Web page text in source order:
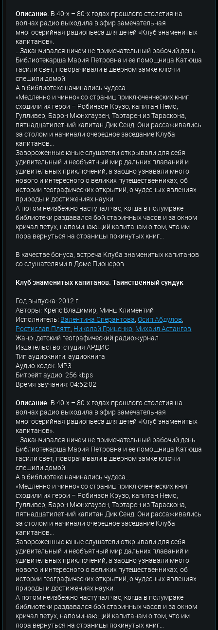
Описание: В 40-х – 80-х годах прошлого столетия на
волнах радио выходила в эфир замечательная
многосерийная радиопьеса для детей «Клуб знаменитых
капитанов».
…Заканчивался ничем не примечательный рабочий день.
Библиотекарша Мария Петровна и ее помощница Катюша
гасили свет, поворачивали в дверном замке ключ и
спешили домой.
А в библиотеке начинались чудеса...
«Медленно и чинно» со страниц приключенческих книг
сходили их герои – Робинзон Крузо, капитан Немо,
Гулливер, Барон Мюнхгаузен, Тартарен из Тараскона,
пятнадцатилетний капитан Дик Сенд. Они рассаживались
за столом и начинали очередное заседание Клуба
капитанов…
Завороженные юные слушатели открывали для себя
удивительный и необъятный мир дальних плаваний и
удивительных приключений, а заодно узнавали много
нового и интересного о великих путешественниках, об
истории географических открытий, о чудесных явлениях
природы и достижениях науки.
А потом неизбежно наступал час, когда в полумраке
библиотеки раздавался бой старинных часов и за окном
кричал петух, напоминающий капитанам о том, что им
пора вернуться на страницы покинутых книг…
В качестве бонуса, встреча Клуба знаменитых капитанов
со слушателями в Доме Пионеров
Клуб знаменитых капитанов. Таинственный сундук
Год выпуска: 2012 г.
Авторы: Крепс Владимир, Минц Климентий
Исполнитель: Валентина Сперантова,Осип Абдулов,
Ростислав Плятт, Николай Гриценко, Михаил Астангов
Жанр: детский географический радиожурнал
Издательство: студия АРДИС
Тип аудиокниги: аудиокнига
Аудио кодек: MP3
Битрейт аудио: 256 kbps
Время звучания: 04:52:02
Описание: В 40-х – 80-х годах прошлого столетия на
волнах радио выходила в эфир замечательная
многосерийная радиопьеса для детей «Клуб знаменитых
капитанов».
…Заканчивался ничем не примечательный рабочий день.
Библиотекарша Мария Петровна и ее помощница Катюша
гасили свет, поворачивали в дверном замке ключ и
спешили домой.
А в библиотеке начинались чудеса...
«Медленно и чинно» со страниц приключенческих книг
сходили их герои – Робинзон Крузо, капитан Немо,
Гулливер, Барон Мюнхгаузен, Тартарен из Тараскона,
пятнадцатилетний капитан Дик Сенд. Они рассаживались
за столом и начинали очередное заседание Клуба
капитанов…
Завороженные юные слушатели открывали для себя
удивительный и необъятный мир дальних плаваний и
удивительных приключений, а заодно узнавали много
нового и интересного о великих путешественниках, об
истории географических открытий, о чудесных явлениях
природы и достижениях науки.
А потом неизбежно наступал час, когда в полумраке
библиотеки раздавался бой старинных часов и за окном
кричал петух, напоминающий капитанам о том, что им
пора вернуться на страницы покинутых книг…